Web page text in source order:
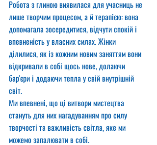
Робота з глиною виявилася для учасниць не
лише творчим процесом, а й терапією: вона
допомагала зосередитися, відчути спокій і
впевненість у власних силах. Жінки
ділилися, як із кожним новим заняттям вони
відкривали в собі щось нове, долаючи
бар'єри і додаючи тепла у свій внутрішній
світ.
Ми впевнені, що ці витвори мистецтва
стануть для них нагадуванням про силу
творчості та важливість світла, яке ми
можемо запалювати в собі.